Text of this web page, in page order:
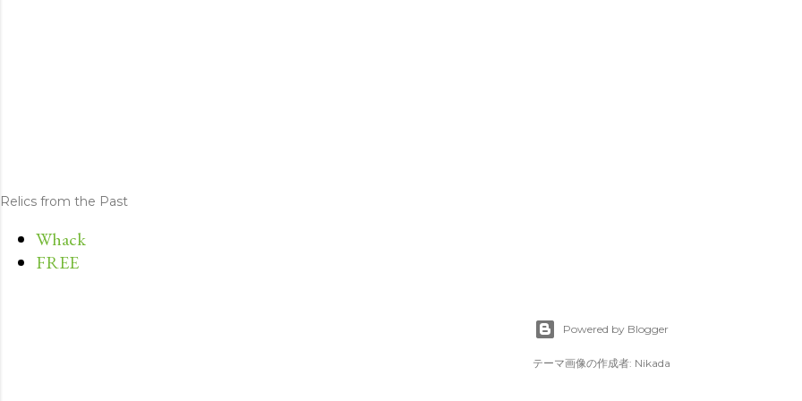
Relics from the Past
Whack
FREE
Powered by Blogger
テーマ画像の作成者: Nikada